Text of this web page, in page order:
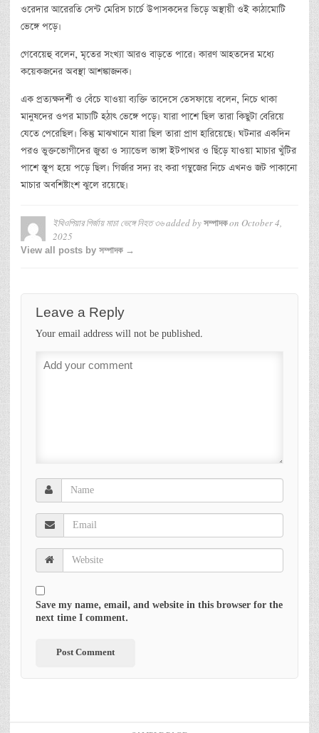
ওরেদার আরেরতি সেন্ট মেরিস চার্চে উপাসকদের ভিড়ে অস্থায়ী ওই কাঠামোটি
ভেঙ্গে পড়ে।
গেবেয়েহু বলেন, মৃতের সংখ্যা আরও বাড়তে পারে। কারণ আহতদের মধ্যে
কয়েকজনের অবস্থা আশঙ্কাজনক।
এক প্রত্যক্ষদর্শী ও বেঁচে যাওয়া ব্যক্তি তাদেসে তেসফায়ে বলেন, নিচে থাকা
মানুষদের ওপর মাচাটি হঠাৎ ভেঙ্গে পড়ে। যারা পাশে ছিল তারা কিছুটা বেরিয়ে
যেতে পেরেছিল। কিন্তু মাঝখানে যারা ছিল তারা প্রাণ হারিয়েছে। ঘটনার একদিন
পরও ভুক্তভোগীদের জুতা ও স্যান্ডেল ভাঙ্গা ইটপাথর ও ছিঁড়ে যাওয়া মাচার খুঁটির
পাশে স্তূপ হয়ে পড়ে ছিল। গির্জার সদ্য রং করা গম্বুজের নিচে এখনও জট পাকানো
মাচার অবশিষ্টাংশ ঝুলে রয়েছে।
ইথিওপিয়ার গির্জায় মাচা ভেঙ্গে নিহত ৩৬added by সম্পাদকon October 4,
2025
View all posts by সম্পাদক →
Leave a Reply
Your email address will not be published.
Save my name, email, and website in this browser for the
next time I comment.